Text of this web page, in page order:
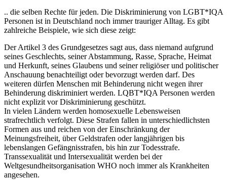
.. die selben Rechte für jeden. Die Diskriminierung von LGBT*IQA
Personen ist in Deutschland noch immer trauriger Alltag. Es gibt
zahlreiche Beispiele, wie sich diese zeigt:
Der Artikel 3 des Grundgesetzes sagt aus, dass niemand aufgrund
seines Geschlechts, seiner Abstammung, Rasse, Sprache, Heimat
und Herkunft, seines Glaubens und seiner religiöser und politischer
Anschauung benachteiligt oder bevorzugt werden darf. Des
weiteren dürfen Menschen mit Behinderung nicht wegen ihrer
Behinderung diskriminiert werden. LQBT*IQA Personen werden
nicht explizit vor Diskriminierung geschützt.
In vielen Ländern werden homosexuelle Lebensweisen
strafrechtlich verfolgt. Diese Strafen fallen in unterschiedlichsten
Formen aus und reichen von der Einschränkung der
Meinungsfreiheit, über Geldstrafen oder langjährigen bis
lebenslangen Gefängnisstrafen, bis hin zur Todesstrafe.
Transsexualität und Intersexualität werden bei der
Weltgesundheitsorganisation WHO noch immer als Krankheiten
angesehen.